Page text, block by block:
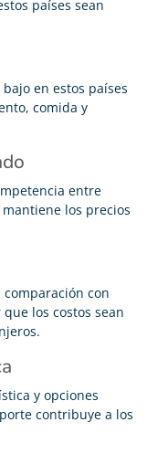
países sean
en estos países
comida y
entre
los precios
con
los costos sean
y opciones
contribuye a los